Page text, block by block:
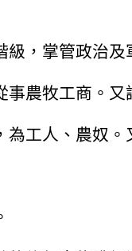
，掌管政治及
農牧工商。又
工人、農奴。